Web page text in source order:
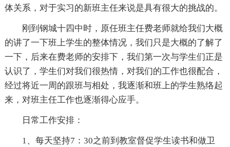
体关系，对于实习的新班主任来说是具有很大的挑战的。
刚到钢城十四中时，原任班主任费老师就给我们大概
的讲了一下班上学生的整体情况，我们只是大概的了解了
一下，后来在费老师的安排下，我们第一次与学生们正是
认识了，学生们对我们很热情，对我们的工作也很配合，
经过将近一周的跟班与相处，我逐渐和班上的学生熟络起
来，对班主任工作也逐渐得心应手。
日常工作安排：
1、每天坚持7：30之前到教室督促学生读书和做卫